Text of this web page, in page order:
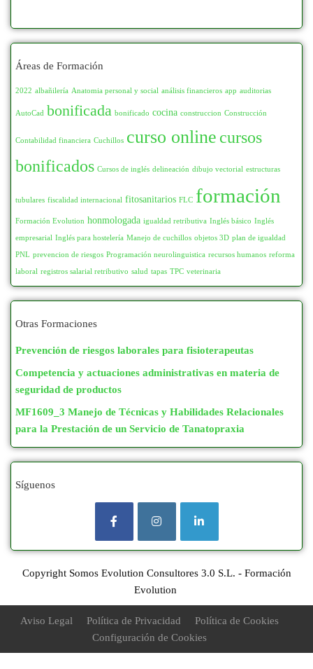
Áreas de Formación
2022 albañilería Anatomia personal y social análisis financieros app auditorias
AutoCad bonificada bonificado cocina construccion Construcción
Contabilidad financiera Cuchillos curso online cursos
bonificados Cursos de inglés delineación dibujo vectorial estructuras
tubulares fiscalidad internacional fitosanitarios FLC formación
Formación Evolution honmologada igualdad retributiva Inglés básico Inglés
empresarial Inglés para hostelería Manejo de cuchillos objetos 3D plan de igualdad
PNL prevencion de riesgos Programación neurolinguistica recursos humanos reforma
laboral registros salarial retributivo salud tapas TPC veterinaria
Otras Formaciones
Prevención de riesgos laborales para fisioterapeutas
Competencia y actuaciones administrativas en materia de
seguridad de productos
MF1609_3 Manejo de Técnicas y Habilidades Relacionales
para la Prestación de un Servicio de Tanatopraxia
Síguenos
Copyright Somos Evolution Consultores 3.0 S.L. - Formación
Evolution
Aviso Legal Política de Privacidad
Política de Cookies
Configuración de Cookies